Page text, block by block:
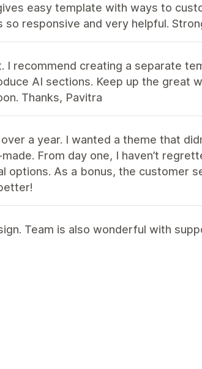
easy template with ways to
responsive and very helpful.
I recommend creating a separate
AI sections. Keep up the great
Thanks, Pavitra
a year. I wanted a theme that
From day one, I haven’t
options. As a bonus, the customer
Team is also wonderful with